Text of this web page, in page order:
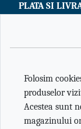
PLATA SI
Retur produse
Folosim
produselor
Acestea sunt
magazinului